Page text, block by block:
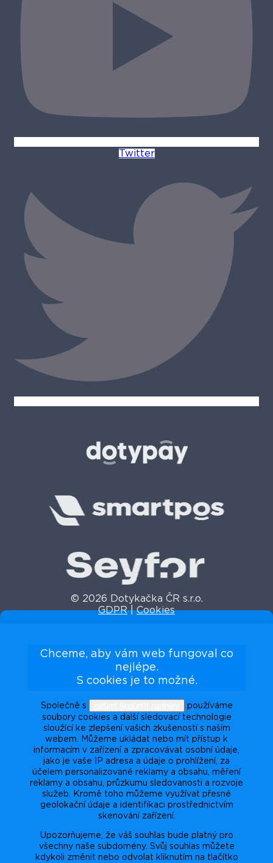
Twitter
© 2026 Dotykačka ČR s.r.o.
GDPR|Cookies
Chceme, aby vám web fungoval co
nejlépe.
S cookies je to možné.
Společně s
používáme
soubory cookies a další sledovací technologie
sloužící ke zlepšení vašich zkušeností s naším
webem. Můžeme ukládat nebo mít přístup k
informacím v zařízení a zpracovávat osobní údaje,
jako je vaše IP adresa a údaje o prohlížení, za
účelem personalizované reklamy a obsahu, měření
reklamy a obsahu, průzkumu sledovanosti a rozvoje
služeb. Kromě toho můžeme využívat přesné
geolokační údaje a identifikaci prostřednictvím
skenování zařízení.
Upozorňujeme, že váš souhlas bude platný pro
všechny naše subdomény. Svůj souhlas můžete
kdykoli změnit nebo odvolat kliknutím na tlačítko